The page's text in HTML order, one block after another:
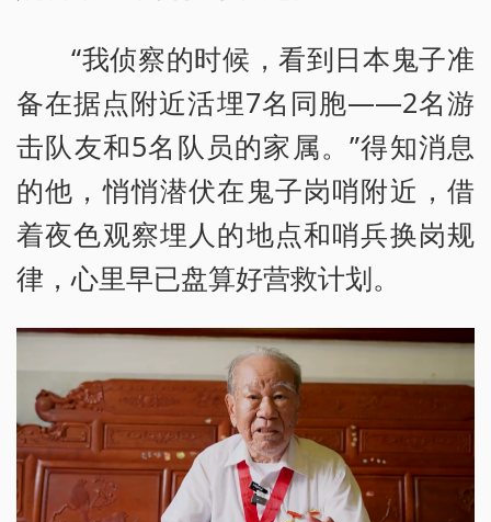
“我侦察的时候，看到日本鬼子准
备在据点附近活埋7名同胞——2名游
击队友和5名队员的家属。”得知消息
的他，悄悄潜伏在鬼子岗哨附近，借
着夜色观察埋人的地点和哨兵换岗规
律，心里早已盘算好营救计划。